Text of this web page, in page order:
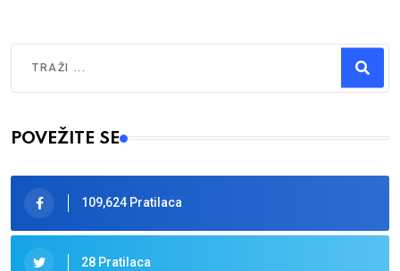
Type 2 or more characters for results.
POVEŽITE SE
109,624 Pratilaca
28 Pratilaca